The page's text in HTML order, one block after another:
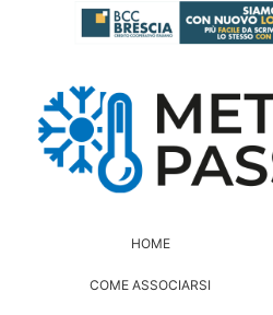
HOME
COME ASSOCIARSI